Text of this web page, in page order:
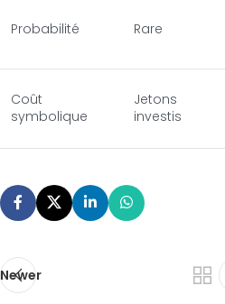
Probabilité Rare
Coût
symbolique
Jetons
investis
Newer